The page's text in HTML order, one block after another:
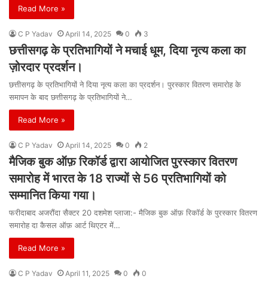
Read More »
C P Yadav April 14, 2025 0 3
छत्तीसगढ़ के प्रतिभागियों ने मचाई धूम, दिया नृत्य कला का
ज़ोरदार प्रदर्शन।
छत्तीसगढ़ के प्रतिभागियों ने दिया नृत्य कला का प्रदर्शन। पुरस्कार वितरण समारोह के
समापन के बाद छत्तीसगढ़ के प्रतिभागियों ने…
Read More »
C P Yadav April 14, 2025 0 2
मैजिक बुक ऑफ़ रिकॉर्ड द्वारा आयोजित पुरस्कार वितरण
समारोह में भारत के 18 राज्यों से 56 प्रतिभागियों को
सम्मानित किया गया।
फरीदाबाद अजरौंदा सैक्टर 20 दशमेश प्लाजा:- मैजिक बुक ऑफ़ रिकॉर्ड के पुरस्कार वितरण
समारोह दा कैसल ऑफ़ आर्ट थिएटर में…
Read More »
C P Yadav April 11, 2025 0 0